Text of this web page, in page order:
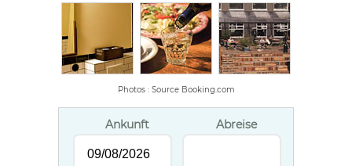
Photos : Source Booking.com
Ankunft Abreise